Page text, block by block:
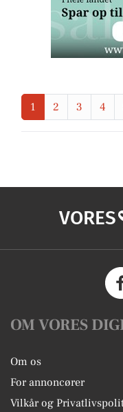
1 2 3 4
VORES
OM VORES
Om os
For annoncører
Vilkår og